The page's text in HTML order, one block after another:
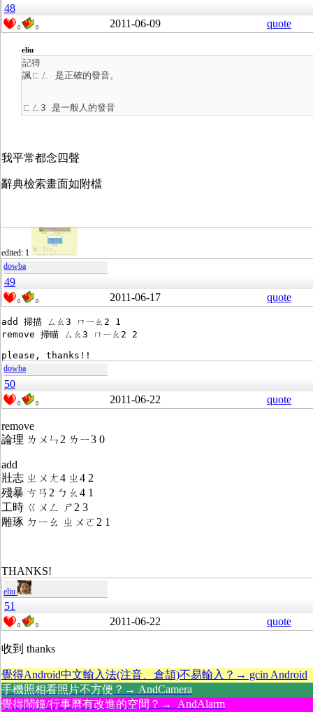
48
0 0 2011-06-09 quote
eliu
記得
諷ㄈㄥ 是正確的發音。
ㄈㄥ3 是一般人的發音
我平常都念四聲
辭典檢索畫面如附檔
edited: 1
dowba
49
0 0 2011-06-17 quote
add 掃描 ㄙㄠ3 ㄇㄧㄠ2 1
remove 掃瞄 ㄙㄠ3 ㄇㄧㄠ2 2
please, thanks!!
dowba
50
0 0 2011-06-22 quote
remove
論理 ㄌㄨㄣ2 ㄌㄧ3 0
add
壯志 ㄓㄨㄤ4 ㄓ4 2
殘暴 ㄘㄢ2 ㄅㄠ4 1
工時 ㄍㄨㄥ ㄕ2 3
雕琢 ㄉㄧㄠ ㄓㄨㄛ2 1
THANKS!
eliu
51
0 0 2011-06-22 quote
收到 thanks
覺得Android中文輸入法(注音、倉頡)不易輸入？→ gcin Android
手機照相看照片不方便？→ AndCamera
覺得鬧鐘/行事曆有改進的空間？→ AndAlarm